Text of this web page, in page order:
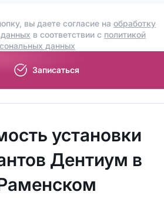
вы даете согласие наобработку
в соответствии с политикой
данных
Записаться
установки
Дентиум в